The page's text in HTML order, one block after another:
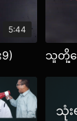
5:44
သူတို့လ